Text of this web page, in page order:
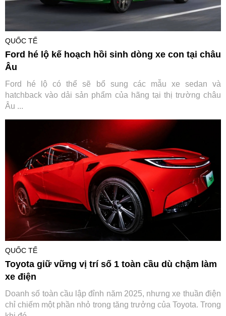
QUỐC TẾ
Ford hé lộ kế hoạch hồi sinh dòng xe con tại châu
Âu
Ford hé lộ có thể sẽ bổ sung các mẫu xe sedan và
hatchback vào dải sản phẩm của hãng tại thị trường châu
Âu ...
QUỐC TẾ
Toyota giữ vững vị trí số 1 toàn cầu dù chậm làm
xe điện
Doanh số toàn cầu lập đỉnh năm 2025, nhưng xe thuần điện
chỉ chiếm một phần nhỏ trong tăng trưởng của Toyota. Trong